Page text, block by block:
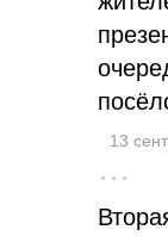
13
···